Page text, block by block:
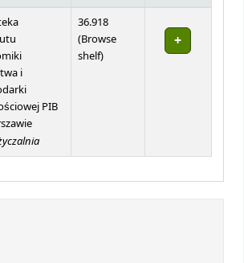
i
PIB
36.918
(Browse
shelf(Opens below)
)